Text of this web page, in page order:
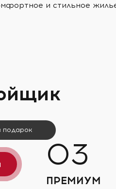
и стильное
подарок
ПРЕМИУМ